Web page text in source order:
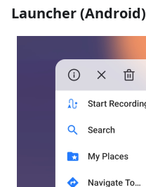
Launcher (Android)